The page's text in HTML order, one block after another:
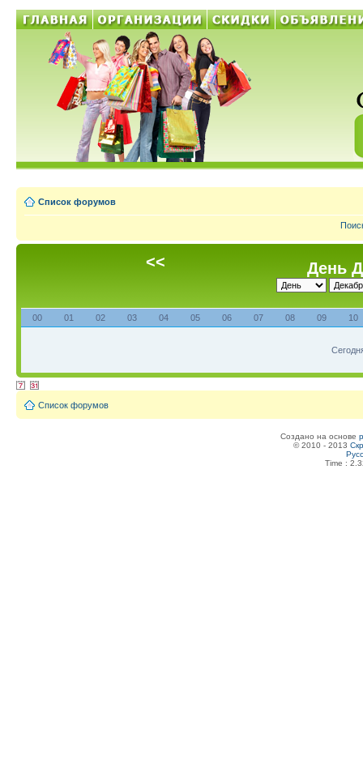
Список форумов
<< День
00 01 02 03 04 05 06 07 08 09 10
Список форумов
Создано на основе
© 2010 - 2013
Time :